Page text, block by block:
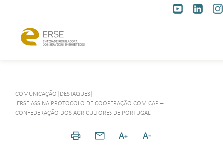
COMUNICAÇÃO DESTAQUES
ERSE ASSINA PROTOCOLO DE COOPERAÇÃO COM CAP –
CONFEDERAÇÃO DOS AGRICULTORES DE PORTUGAL